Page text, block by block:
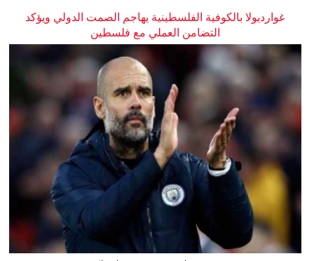
غوارديولا بالكوفية الفلسطينية يهاجم الصمت الدولي ويؤكد
التضامن العملي مع فلسطين